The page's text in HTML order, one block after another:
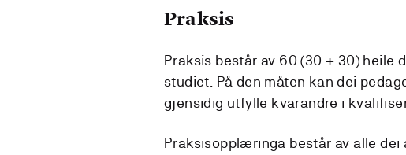
Praksis
Praksis består av 60 (30 + 30) heile
studiet. På den måten kan dei
gjensidig utfylle kvarandre i
Praksisopplæringa består av alle